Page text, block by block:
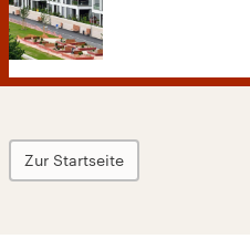
Zur Startseite